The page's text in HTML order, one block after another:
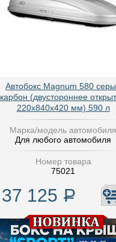
Автобокс Magnum 580
карбон (двустороннее
220х840х420 мм) 590 л
Марка/модель автомобиля
Для любого автомобиля
Номер товара
75021
37 125 Р